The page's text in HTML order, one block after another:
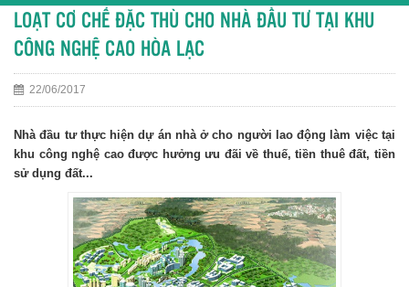
LOẠT CƠ CHẾ ĐẶC THÙ CHO NHÀ ĐẦU TƯ TẠI KHU
CÔNG NGHỆ CAO HÒA LẠC
22/06/2017
Nhà đầu tư thực hiện dự án nhà ở cho người lao động làm việc tại
khu công nghệ cao được hưởng ưu đãi về thuế, tiền thuê đất, tiền
sử dụng đất...